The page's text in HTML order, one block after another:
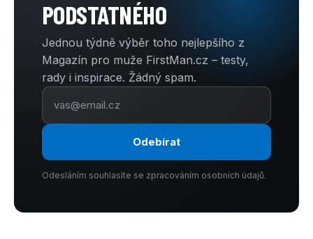
PODSTATNÉHO
Jednou týdně výběr toho nejlepšího z
Magazín pro muže FirstMan.cz – testy,
rady i inspirace. Žádný spam.
Odebírat
Odesláním souhlasíte se zpracováním osobních údajů.